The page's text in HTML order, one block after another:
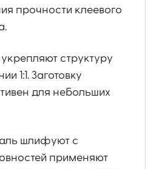
прочности клеевого
структуру
1:1. Заготовку
для небольших
шлифуют с
применяют